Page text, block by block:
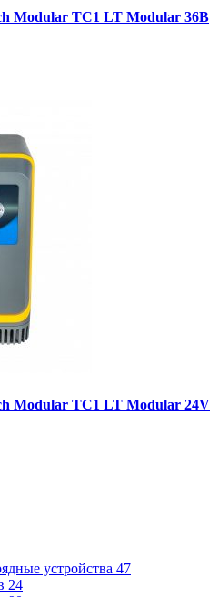
Modular TC1 LT Modular 36В
Modular TC1 LT Modular 24V
устройства 47
24